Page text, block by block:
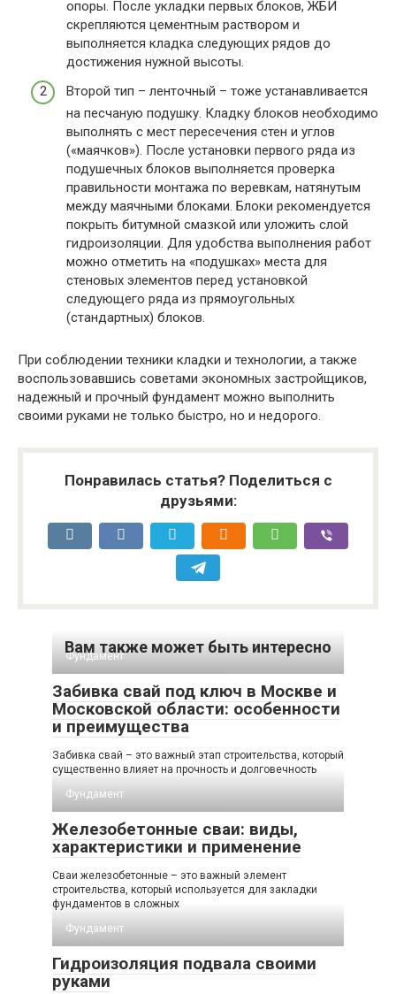
опоры. После укладки первых блоков, ЖБИ
скрепляются цементным раствором и
выполняется кладка следующих рядов до
достижения нужной высоты.
Второй тип – ленточный – тоже устанавливается
на песчаную подушку. Кладку блоков необходимо
выполнять с мест пересечения стен и углов
(«маячков»). После установки первого ряда из
подушечных блоков выполняется проверка
правильности монтажа по веревкам, натянутым
между маячными блоками. Блоки рекомендуется
покрыть битумной смазкой или уложить слой
гидроизоляции. Для удобства выполнения работ
можно отметить на «подушках» места для
стеновых элементов перед установкой
следующего ряда из прямоугольных
(стандартных) блоков.
При соблюдении техники кладки и технологии, а также
воспользовавшись советами экономных застройщиков,
надежный и прочный фундамент можно выполнить
своими руками не только быстро, но и недорого.
Понравилась статья? Поделиться с
друзьями:
Вам также может быть интересно
Фундамент
Забивка свай под ключ в Москве и
Московской области: особенности
и преимущества
Забивка свай – это важный этап строительства, который
существенно влияет на прочность и долговечность
Фундамент
Железобетонные сваи: виды,
характеристики и применение
Сваи железобетонные – это важный элемент
строительства, который используется для закладки
фундаментов в сложных
Фундамент
Гидроизоляция подвала своими
руками